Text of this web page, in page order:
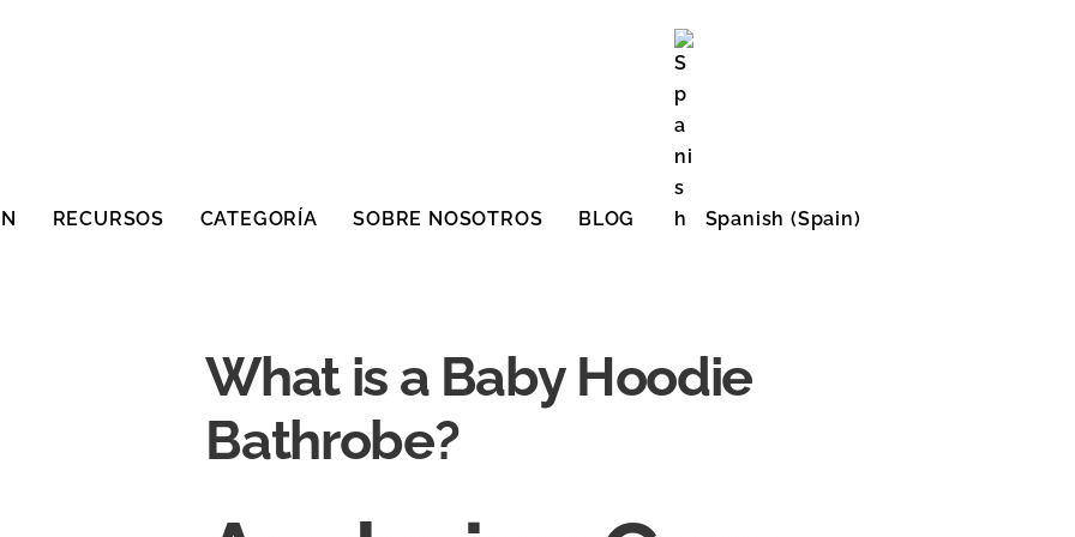
RECURSOS CATEGORÍA SOBRE NOSOTROS BLOG Spanish (Spain)
What is a Baby Hoodie
Bathrobe?